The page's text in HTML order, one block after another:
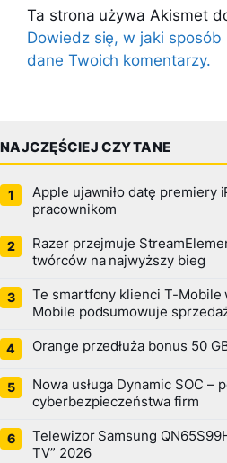
Ta strona używa Akismet
Dowiedz się, w jaki
dane Twoich komentarzy.
NAJCZĘŚCIEJ CZYTANE
Apple ujawniło datę premiery
pracownikom
Razer przejmuje
twórców na najwyższy bieg
Te smartfony klienci T-Mobile
Mobile podsumowuje
Orange przedłuża bonus 50
Nowa usługa Dynamic SOC –
cyberbezpieczeństwa firm
Telewizor Samsung
TV” 2026